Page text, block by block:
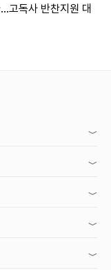
고독사 반찬지원 대